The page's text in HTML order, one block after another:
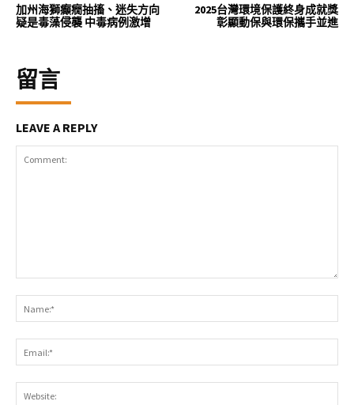
加州海獅癲癇抽搐、迷失方向
疑是毒藻侵襲 中毒病例激增
2025台灣環境保護終身成就獎
彰顯動保與環保攜手並進
留言
LEAVE A REPLY